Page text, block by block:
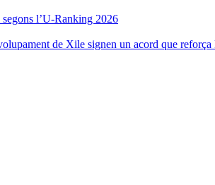
l’U-Ranking 2026
de Xile signen un acord que reforça